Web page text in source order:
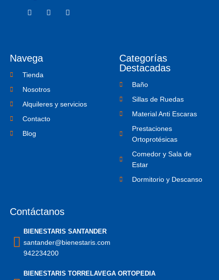
F
a
k
f
T
w
I
c
m
Navega
Tienda
Nosotros
Alquileres y servicios
Contacto
Blog
Categorías
Destacadas
Baño
Sillas de Ruedas
Material Anti Escaras
Prestaciones
Ortoprotésicas
Comedor y Sala de
Estar
Dormitorio y Descanso
Contáctanos
BIENESTARIS SANTANDER
santander@bienestaris.com
942234200
BIENESTARIS TORRELAVEGA ORTOPEDIA